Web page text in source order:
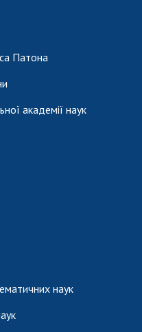
Патона
академії наук
наук